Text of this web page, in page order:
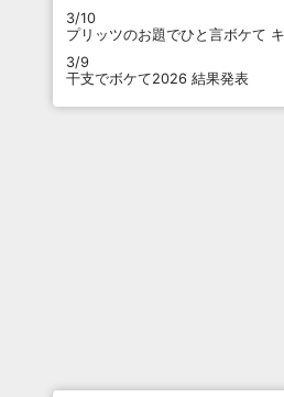
3/10
プリッツのお題でひと言ボケて
3/9
干支でボケて2026 結果発表